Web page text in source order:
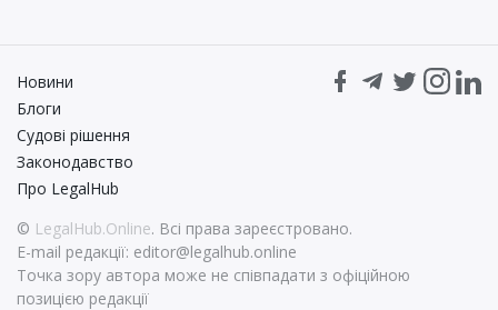
© LegalHub.Online. Всі права зареєстровано.
E-mail редакції: editor@legalhub.online
Точка зору автора може не співпадати з офіційною
позицією редакції
Новини
Блоги
Судові рішення
Законодавство
Про LegalHub